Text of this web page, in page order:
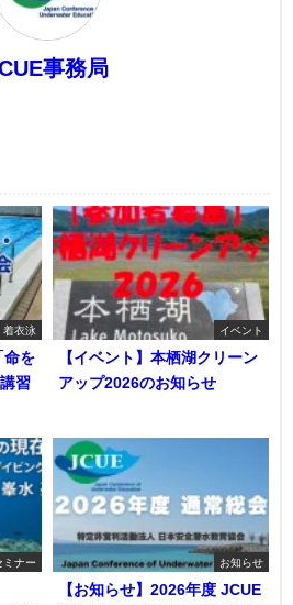
事務局
着衣泳
命を
習
イベント
【イベント】本栖湖クリーン
アップ2026のお知らせ
ミナー お知らせ
【お知らせ】2026年度 JCUE